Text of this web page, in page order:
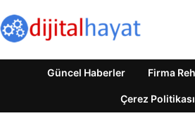
Güncel Haberler Firma
Çerez Politikası